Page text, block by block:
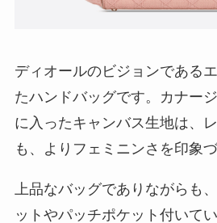
ディオールのビジョンである
たハンドバッグです。カナー
に入ったキャンバス生地は、
も、よりフェミニンさを印象づ
上品なバッグでありながらも
ットやパッチポケット付いて